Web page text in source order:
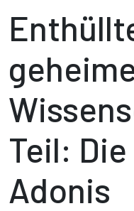
Teil:
Adonis